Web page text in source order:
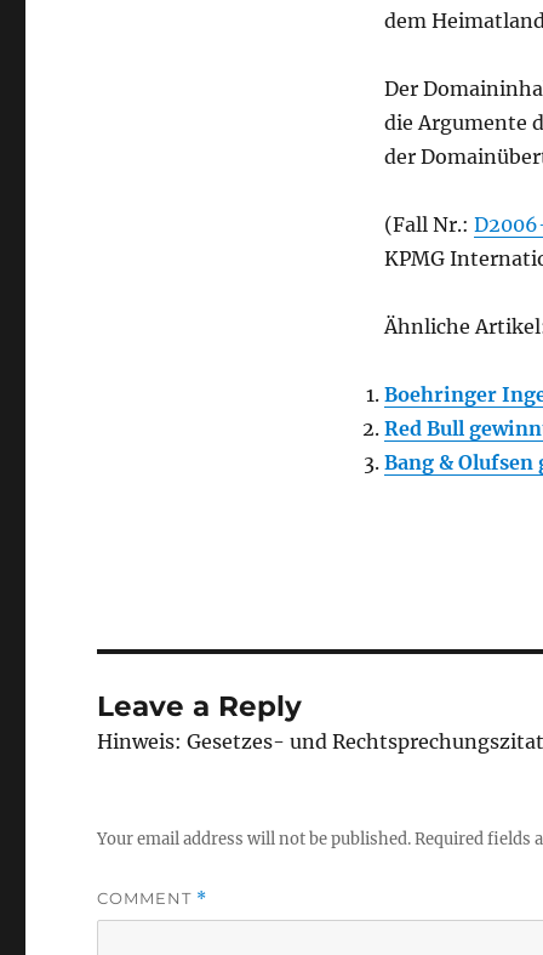
dem
Der
die Argumente
der
(Fall Nr.:
KPMG
Ähnliche
Boehringer
Red Bull
Bang &
Leave a Reply
Hinweis: Gesetzes- und
Your email address will not be published.Required fields
COMMENT *